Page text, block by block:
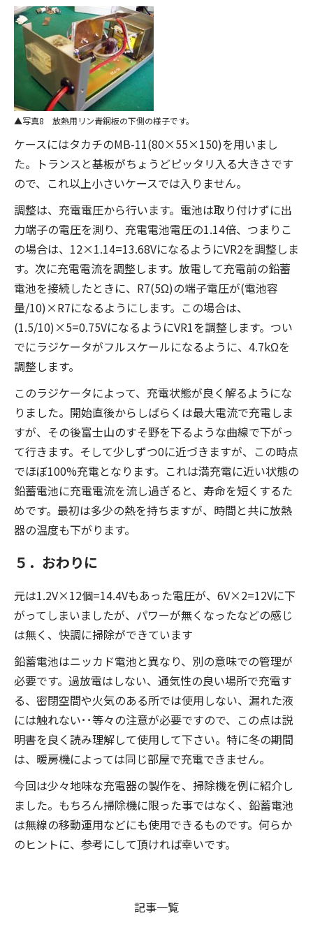
写真8 放熱用リン青銅板の下側の様子です。
ケースにはタカチのMB-11(80×55×150)を用いまし
た。トランスと基板がちょうどピッタリ入る大きさです
ので、これ以上小さいケースでは入りません。
調整は、充電電圧から行います。電池は取り付けずに出
力端子の電圧を測り、充電電池電圧の1.14倍、つまりこ
の場合は、12×1.14=13.68VになるようにVR2を調整しま
す。次に充電電流を調整します。放電して充電前の鉛蓄
電池を接続したときに、R7(5Ω)の端子電圧が(電池容
量/10)×R7になるようにします。この場合は、
(1.5/10)×5=0.75VになるようにVR1を調整します。つい
でにラジケータがフルスケールになるように、4.7kΩを
調整します。
このラジケータによって、充電状態が良く解るようにな
りました。開始直後からしばらくは最大電流で充電しま
すが、その後富士山のすそ野を下るような曲線で下がっ
て行きます。そして少しずつ0に近づきますが、この時点
でほぼ100%充電となります。これは満充電に近い状態の
鉛蓄電池に充電電流を流し過ぎると、寿命を短くするた
めです。最初は多少の熱を持ちますが、時間と共に放熱
器の温度も下がります。
５．おわりに
元は1.2V×12個=14.4Vもあった電圧が、6V×2=12Vに下
がってしまいましたが、パワーが無くなったなどの感じ
は無く、快調に掃除ができています
鉛蓄電池はニッカド電池と異なり、別の意味での管理が
必要です。過放電はしない、通気性の良い場所で充電す
る、密閉空間や火気のある所では使用しない、漏れた液
には触れない･･等々の注意が必要ですので、この点は説
明書を良く読み理解して使用して下さい。特に冬の期間
は、暖房機によっては同じ部屋で充電できません。
今回は少々地味な充電器の製作を、掃除機を例に紹介し
ました。もちろん掃除機に限った事ではなく、鉛蓄電池
は無線の移動運用などにも使用できるものです。何らか
のヒントに、参考にして頂ければ幸いです。
記事一覧